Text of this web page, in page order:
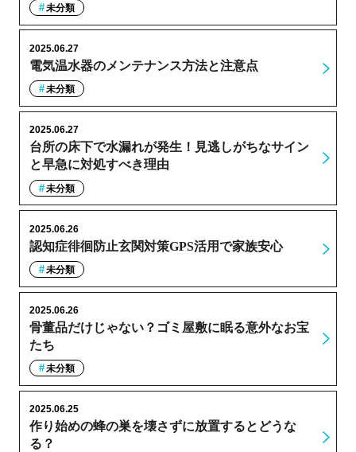
未分類
電気温水器のメンテナンス方法と注意点
2025.06.27
未分類
台所の床下で水漏れが発生！見逃しがちなサイン
と早急に対処すべき理由
2025.06.27
未分類
認知症徘徊防止玄関対策GPS活用で家族安心
2025.06.26
未分類
骨董品だけじゃない？ゴミ屋敷に眠る意外なお宝
たち
2025.06.26
未分類
作り始めの蜂の巣を壊さずに放置するとどうな
る？
2025.06.25